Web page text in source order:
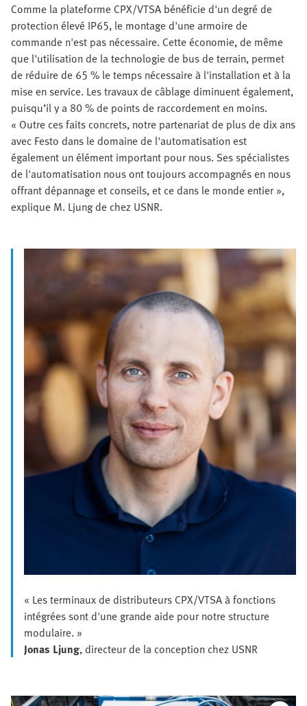
Comme la plateforme CPX/VTSA bénéficie d'un degré de
protection élevé IP65, le montage d'une armoire de
commande n'est pas nécessaire. Cette économie, de même
que l'utilisation de la technologie de bus de terrain, permet
de réduire de 65 % le temps nécessaire à l'installation et à la
mise en service. Les travaux de câblage diminuent également,
puisqu’il y a 80 % de points de raccordement en moins.
« Outre ces faits concrets, notre partenariat de plus de dix ans
avec Festo dans le domaine de l'automatisation est
également un élément important pour nous. Ses spécialistes
de l'automatisation nous ont toujours accompagnés en nous
offrant dépannage et conseils, et ce dans le monde entier »,
explique M. Ljung de chez USNR.
« Les terminaux de distributeurs CPX/VTSA à fonctions
intégrées sont d'une grande aide pour notre structure
modulaire. »
Jonas Ljung, directeur de la conception chez USNR